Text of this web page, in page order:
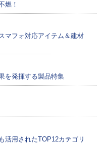
燃！
マフォ対応アイテム＆建材
を発揮する製品特集
活用されたTOP12カテゴリ